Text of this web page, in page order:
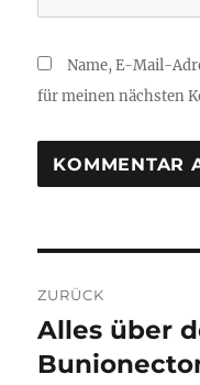
Name, E-Mail-
für meinen nächsten
ZURÜCK
Vorheriger
Beitrag:
Alles über